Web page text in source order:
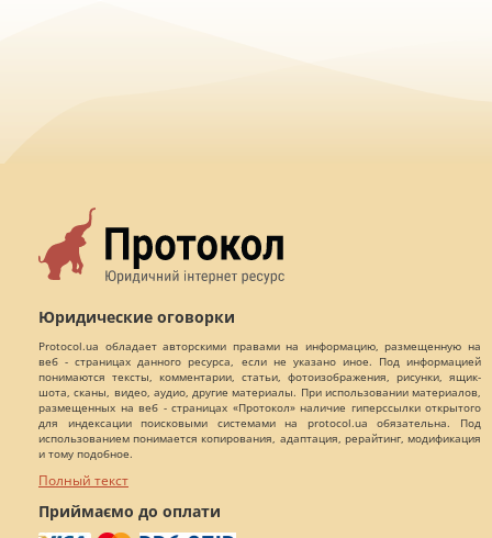
Юридические оговорки
Protocol.ua обладает авторскими правами на информацию, размещенную на
веб - страницах данного ресурса, если не указано иное. Под информацией
понимаются тексты, комментарии, статьи, фотоизображения, рисунки, ящик-
шота, сканы, видео, аудио, другие материалы. При использовании материалов,
размещенных на веб - страницах «Протокол» наличие гиперссылки открытого
для индексации поисковыми системами на protocol.ua обязательна. Под
использованием понимается копирования, адаптация, рерайтинг, модификация
и тому подобное.
Полный текст
Приймаємо до оплати